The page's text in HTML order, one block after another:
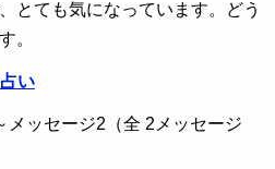
とても気になっています。どう
。
い
メッセージ2（全 2メッセージ